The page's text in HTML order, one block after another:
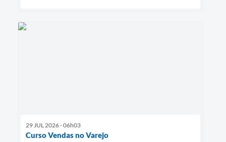
29 JUL 2026 - 06h03
Curso Vendas no Varejo